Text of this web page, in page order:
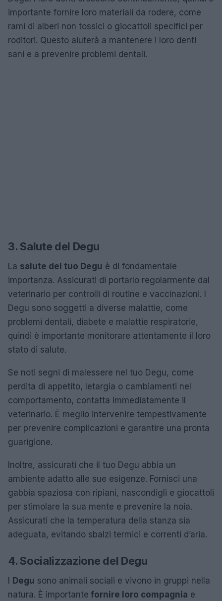
importante fornire loro materiali da rodere, come
rami di alberi non tossici o giocattoli specifici per
roditori. Questo aiuterà a mantenere i loro denti
sani e a prevenire problemi dentali.
3. Salute del Degu
La salute del tuo Degu è di fondamentale
importanza. Assicurati di portarlo regolarmente dal
veterinario per controlli di routine e vaccinazioni. I
Degu sono soggetti a diverse malattie, come
problemi dentali, diabete e malattie respiratorie,
quindi è importante monitorare attentamente il loro
stato di salute.
Se noti segni di malessere nel tuo Degu, come
perdita di appetito, letargia o cambiamenti nel
comportamento, contatta immediatamente il
veterinario. È meglio intervenire tempestivamente
per prevenire complicazioni e garantire una pronta
guarigione.
Inoltre, assicurati che il tuo Degu abbia un
ambiente adatto alle sue esigenze. Fornisci una
gabbia spaziosa con ripiani, nascondigli e giocattoli
per stimolare la sua mente e prevenire la noia.
Assicurati che la temperatura della stanza sia
adeguata, evitando sbalzi termici e correnti d’aria.
4. Socializzazione del Degu
Degu sono animali sociali e vivono in gruppi nella
natura. È importante fornire loro compagnia e